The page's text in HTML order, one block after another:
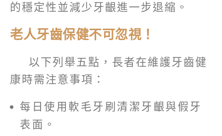
的穩定性並減少牙齦進一步退縮。
老人牙齒保健不可忽視！
以下列舉五點，長者在維護牙齒健
康時需注意事項：
每日使用軟毛牙刷清潔牙齦與假牙
表面。